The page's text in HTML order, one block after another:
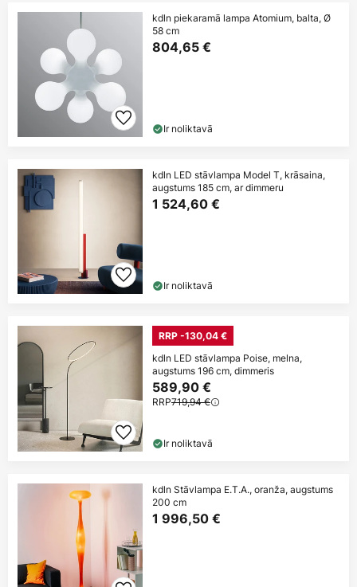
kdln piekaramā lampa Atomium, balta, Ø
58 cm
804,65 €
Ir noliktavā
kdln LED stāvlampa Model T, krāsaina,
augstums 185 cm, ar dimmeru
1 524,60 €
Ir noliktavā
RRP -130,04 €
kdln LED stāvlampa Poise, melna,
augstums 196 cm, dimmeris
589,90 €
RRP719,94 €
Ir noliktavā
kdln Stāvlampa E.T.A., oranža, augstums
200 cm
1 996,50 €